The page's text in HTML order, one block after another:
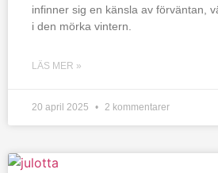
infinner sig en känsla av förväntan,
i den mörka vintern.
LÄS MER »
20 april 2025 2 kommentarer